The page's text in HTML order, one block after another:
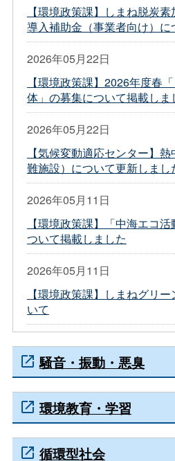
【環境政策課】しまね脱炭
導入補助金（事業者向け）に
2026年05月22日
【環境政策課】2026年度春
体」の募集について掲載しま
2026年05月22日
【気候変動適応センター】
難施設）について更新しまし
2026年05月11日
【環境政策課】「中海エコ
ついて掲載しました
2026年05月11日
【環境政策課】しまねグリ
いて
騒音・振動・悪臭
環境教育・学習
循環型社会